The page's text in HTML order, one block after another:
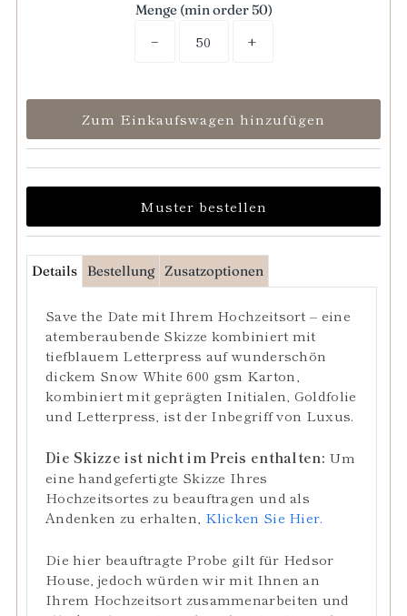
Menge (min order 50)
− +
Details Bestellung Zusatzoptionen
Save the Date mit Ihrem Hochzeitsort – eine
atemberaubende Skizze kombiniert mit
tiefblauem Letterpress auf wunderschön
dickem Snow White 600 gsm Karton,
kombiniert mit geprägten Initialen, Goldfolie
und Letterpress, ist der Inbegriff von Luxus.
Die Skizze ist nicht im Preis enthalten: Um
eine handgefertigte Skizze Ihres
Hochzeitsortes zu beauftragen und als
Andenken zu erhalten, Klicken Sie Hier.
Die hier beauftragte Probe gilt für Hedsor
House, jedoch würden wir mit Ihnen an
Ihrem Hochzeitsort zusammenarbeiten und